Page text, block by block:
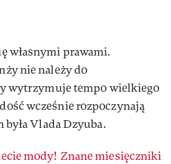
własnymi prawami.
nie należy do
wytrzymuje tempo wielkiego
wcześnie rozpoczynają
była Vlada Dzyuba.
mody! Znane miesięczniki